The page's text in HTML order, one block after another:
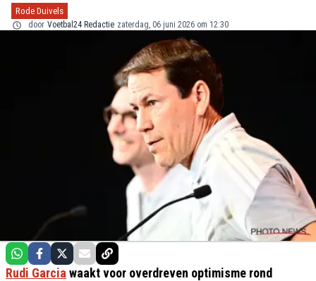
Rode Duivels
door Voetbal24 Redactie zaterdag, 06 juni 2026 om 12:30
Rudi Garcia waakt voor overdreven optimisme rond